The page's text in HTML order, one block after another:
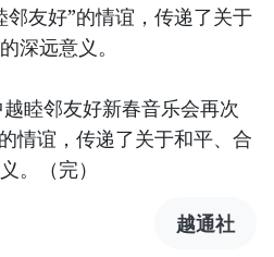
友好”的情谊，传递了关于
深远意义。
睦邻友好新春音乐会再次
情谊，传递了关于和平、合
。（完）
越通社